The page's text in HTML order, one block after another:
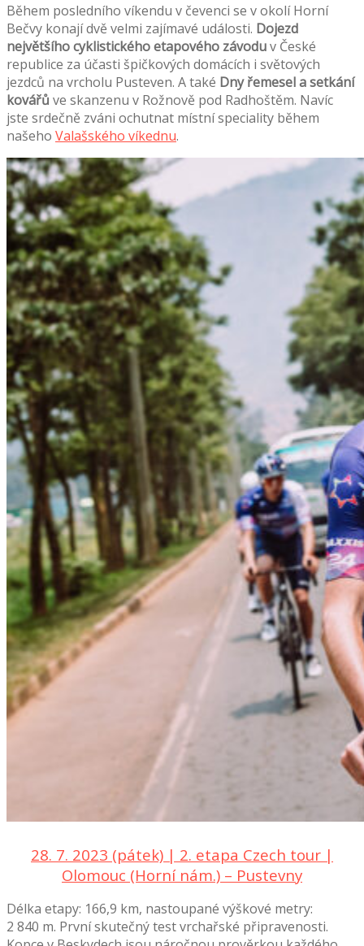
Během posledního víkendu v čevenci se v okolí Horní
Bečvy konají dvě velmi zajímavé události. Dojezd
největšího cyklistického etapového závoduv České
republice za účasti špičkových domácích i světových
jezdců na vrcholu Pusteven. A také Dny řemesel a setkání
kovářů ve skanzenu v Rožnově pod Radhoštěm. Navíc
jste srdečně zváni ochutnat místní speciality během
našeho Valašského víkednu.
28. 7. 2023 (pátek) | 2. etapa Czech tour |
Olomouc (Horní nám.) – Pustevny
Délka etapy: 166,9 km, nastoupané výškové metry:
2 840 m. První skutečný test vrchařské připravenosti.